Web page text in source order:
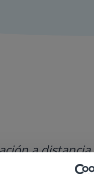
a distancia.